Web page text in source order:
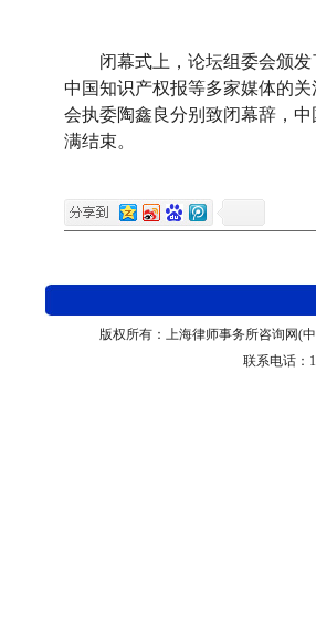
闭幕式上，论坛组委会颁发
中国知识产权报等多家媒体的
会执委陶鑫良分别致闭幕辞，
满结束。
版权所有：上海律师事务所咨询网(
联系电话：